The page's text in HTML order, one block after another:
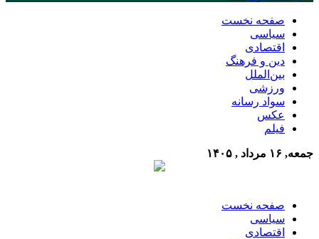
صفحه نخست
سیاسی
اقتصادی
دین و فرهنگ
بین‌الملل
ورزشی
سواد رسانه
عکس
فیلم
جمعه, ۱۶ مرداد , ۱۴۰۵
صفحه نخست
سیاسی
اقتصادی